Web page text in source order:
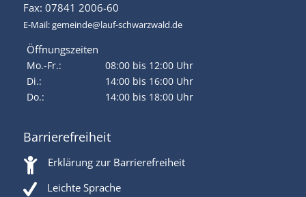
Fax: 07841 2006-60
E-Mail:gemeinde@lauf-schwarzwald.de
Öffnungszeiten
Mo.-Fr.:
08:00 bis 12:00 Uhr
Di.:
14:00 bis 16:00 Uhr
Do.:
14:00 bis 18:00 Uhr
Barrierefreiheit
Erklärung zur Barrierefreiheit
Leichte Sprache